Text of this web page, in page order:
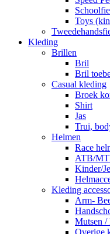
Toys
Kleding
Brillen
Bril
Bril
Casual kleding
Broek
Shirt
Jas
Trui,
Helmen
Race
ATB/
Kinder/
Kleding
Arm-
Mutsen /